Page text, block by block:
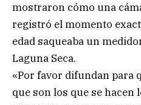
mostraron cómo una
registró el momento
edad saqueaba un
Laguna Seca.
«Por favor difundan para
que son los que se hacen